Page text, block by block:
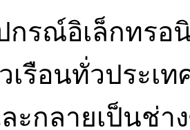
กรณ์อิเล็กทรอ
เรือนทั่วประเ
ะกลายเป็นช่า